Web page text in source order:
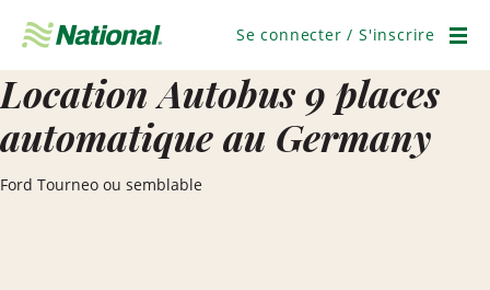
navigation
Se connecter / S'inscrire
Location Autobus 9 places
automatique au Germany
Ford Tourneo ou semblable